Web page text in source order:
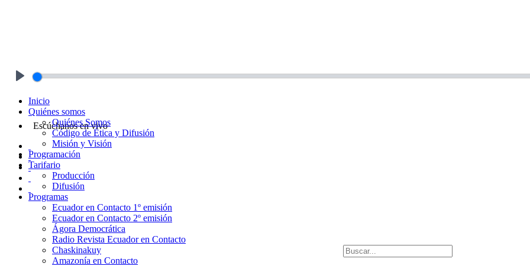
Escúchanos en vivo
Inicio
Quiénes somos
Quiénes Somos
Código de Ética y Difusión
Misión y Visión
Programación
Tarifario
Producción
Difusión
Programas
Ecuador en Contacto 1º emisión
Ecuador en Contacto 2º emisión
Ágora Democrática
Radio Revista Ecuador en Contacto
Chaskinakuy
Amazonía en Contacto